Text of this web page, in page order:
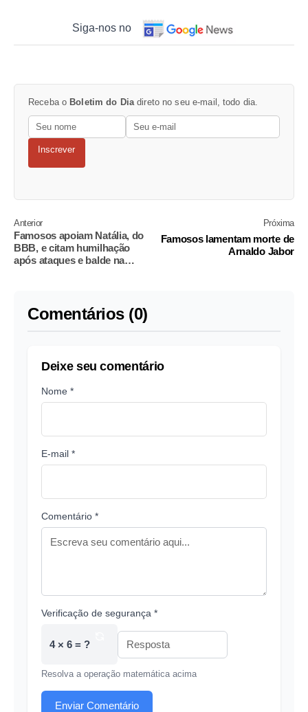
Siga-nos no
Receba o Boletim do Dia direto no seu e-mail, todo dia.
Inscrever
Anterior
Famosos apoiam Natália, do
BBB, e citam humilhação
após ataques e balde na
Próxima
Famosos lamentam morte de
Arnaldo Jabor
Comentários (0)
Deixe seu comentário
Nome *
E-mail *
Comentário *
Verificação de segurança *
4 × 6 = ?
Resolva a operação matemática acima
Enviar Comentário